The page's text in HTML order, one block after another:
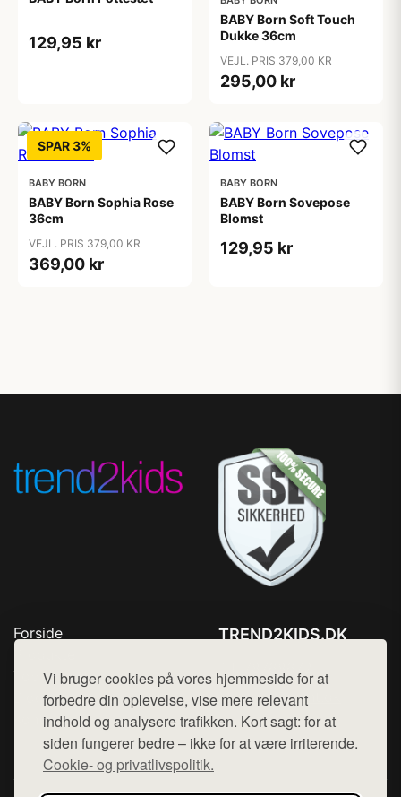
Vi bruger cookies på vores hjemmeside for at
forbedre din oplevelse, vise mere relevant
indhold og analysere trafikken. Kort sagt: for at
siden fungerer bedre – ikke for at være irriterende.
Cookie- og privatlivspolitik.
129,95 kr
BABY Born Soft Touch
Dukke 36cm
VEJL. PRIS 379,00 KR
295,00 kr
SPAR 3%
BABY BORN
BABY Born Sophia Rose
36cm
VEJL. PRIS 379,00 KR
369,00 kr
BABY BORN
BABY Born Sovepose
Blomst
129,95 kr
Forside
Top Rabatter
Blog
Kontakt
TREND2KIDS.DK
Mail: hej@want.dk
Cookie- og privatlivspolitik